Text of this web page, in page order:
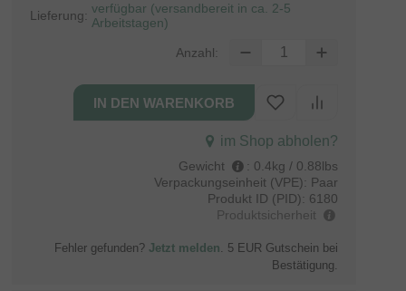
Lieferung: verfügbar (versandbereit in ca. 2-5
Arbeitstagen)
Anzahl:
im Shop abholen?
Gewicht : 0.4kg / 0.88lbs
Verpackungseinheit (VPE): Paar
Produkt ID (PID): 6180
Produktsicherheit
Fehler gefunden? Jetzt melden. 5 EUR Gutschein bei
Bestätigung.